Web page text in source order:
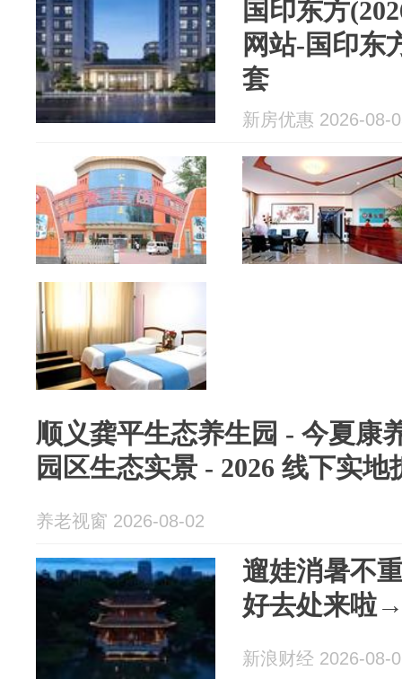
国印东方
网站-国印东
套
新房优惠 2026-08-
顺义龚平生态养生园 - 今夏康
园区生态实景 - 2026 线下实地
养老视窗 2026-08-02
遛娃消暑不
好去处来啦
新浪财经 2026-08-